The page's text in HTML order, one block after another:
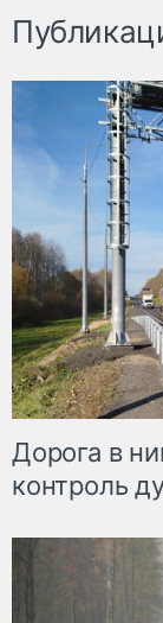
Дорога в
контроль